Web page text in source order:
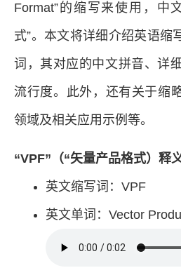
Format”的缩写来使用，中
式”。本文将详细介绍英语缩
词，其对应的中文拼音、详
流行度。此外，还有关于缩
领域及相关应用示例等。
“VPF”（“矢量产品格式）释
英文缩写词：VPF
英文单词：Vector